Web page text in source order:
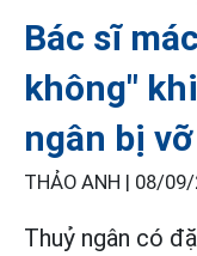
Bác sĩ
không"
ngân bị vỡ
THẢO ANH | 08/09/
Thuỷ ngân có